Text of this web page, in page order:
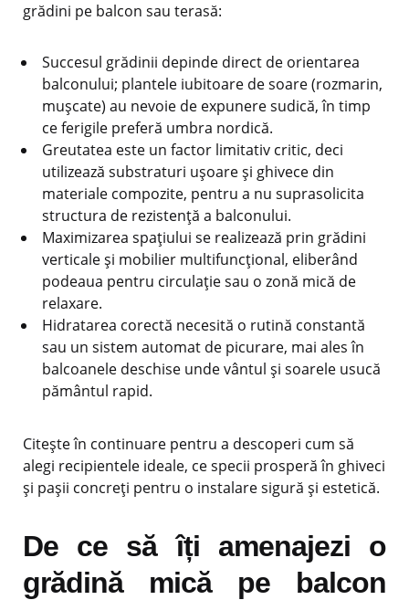
grădini pe balcon sau terasă:
Succesul grădinii depinde direct de orientarea
balconului; plantele iubitoare de soare (rozmarin,
mușcate) au nevoie de expunere sudică, în timp
ce ferigile preferă umbra nordică.
Greutatea este un factor limitativ critic, deci
utilizează substraturi ușoare și ghivece din
materiale compozite, pentru a nu suprasolicita
structura de rezistență a balconului.
Maximizarea spațiului se realizează prin grădini
verticale și mobilier multifuncțional, eliberând
podeaua pentru circulație sau o zonă mică de
relaxare.
Hidratarea corectă necesită o rutină constantă
sau un sistem automat de picurare, mai ales în
balcoanele deschise unde vântul și soarele usucă
pământul rapid.
Citește în continuare pentru a descoperi cum să
alegi recipientele ideale, ce specii prosperă în ghiveci
și pașii concreți pentru o instalare sigură și estetică.
De ce să îți amenajezi o
grădină mică pe balcon